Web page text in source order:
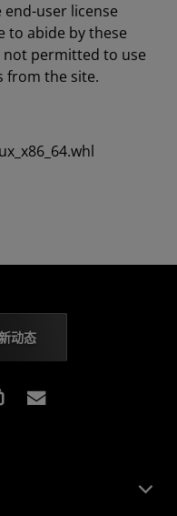
user license
to abide by these
permitted to use
from the site.
动态
Bilibili